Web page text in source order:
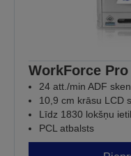
WorkForce Pro
24 att./min ADF
10,9 cm krāsu LCD
Līdz 1830 lokšņu
PCL atbalsts